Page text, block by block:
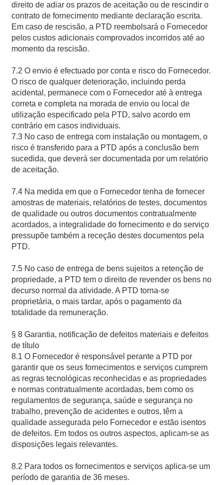
direito de adiar os prazos de aceitação ou de rescindir o
contrato de fornecimento mediante declaração escrita.
Em caso de rescisão, a PTD reembolsará o Fornecedor
pelos custos adicionais comprovados incorridos até ao
momento da rescisão.
7.2 O envio é efectuado por conta e risco do Fornecedor.
O risco de qualquer deterioração, incluindo perda
acidental, permanece com o Fornecedor até à entrega
correta e completa na morada de envio ou local de
utilização especificado pela PTD, salvo acordo em
contrário em casos individuais.
7.3 No caso de entrega com instalação ou montagem, o
risco é transferido para a PTD após a conclusão bem
sucedida, que deverá ser documentada por um relatório
de aceitação.
7.4 Na medida em que o Fornecedor tenha de fornecer
amostras de materiais, relatórios de testes, documentos
de qualidade ou outros documentos contratualmente
acordados, a integralidade do fornecimento e do serviço
pressupõe também a receção destes documentos pela
PTD.
7.5 No caso de entrega de bens sujeitos a retenção de
propriedade, a PTD tem o direito de revender os bens no
decurso normal da atividade. A PTD torna-se
proprietária, o mais tardar, após o pagamento da
totalidade da remuneração.
§ 8 Garantia, notificação de defeitos materiais e defeitos
de título
8.1 O Fornecedor é responsável perante a PTD por
garantir que os seus fornecimentos e serviços cumprem
as regras tecnológicas reconhecidas e as propriedades
e normas contratualmente acordadas, bem como os
regulamentos de segurança, saúde e segurança no
trabalho, prevenção de acidentes e outros, têm a
qualidade assegurada pelo Fornecedor e estão isentos
de defeitos. Em todos os outros aspectos, aplicam-se as
disposições legais relevantes.
8.2 Para todos os fornecimentos e serviços aplica-se um
período de garantia de 36 meses.